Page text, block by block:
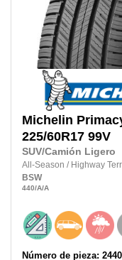
Michelin
225/60R17 99V
SUV/Camión Ligero
All-Season / Highway
BSW
440/A/A
Número de pieza: